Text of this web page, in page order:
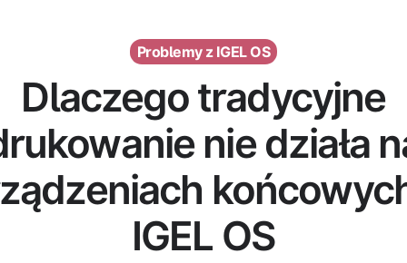
Problemy z IGEL OS
Dlaczego tradycyjne
nie działa
IGEL OS